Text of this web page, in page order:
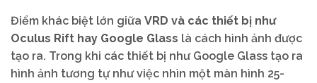
Điểm khác biệt lớn giữa VRD và các thiết bị như
Oculus Rift hay Google Glass là cách hình ảnh được
tạo ra. Trong khi các thiết bị như Google Glass tạo ra
hình ảnh tương tự như việc nhìn một màn hình 25-